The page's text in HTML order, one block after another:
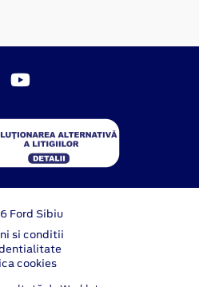
Ford Sibiu
si conditii
cookies